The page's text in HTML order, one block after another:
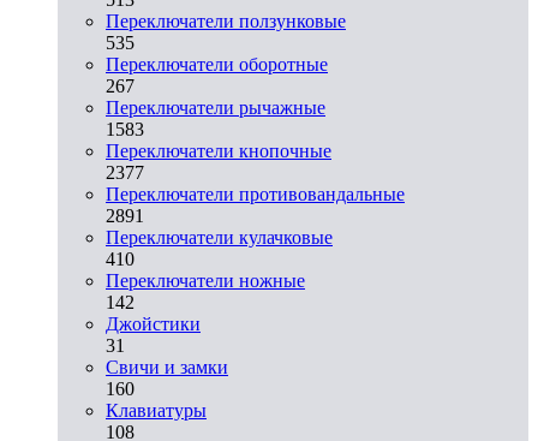
Переключатели ползунковые
535
Переключатели оборотные
267
Переключатели рычажные
1583
Переключатели кнопочные
2377
Переключатели противовандальные
2891
Переключатели кулачковые
410
Переключатели ножные
142
Джойстики
31
Свичи и замки
160
Клавиатуры
108